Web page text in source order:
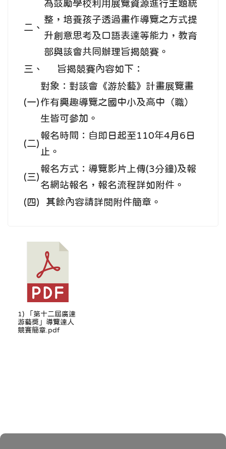
二、
為鼓勵學校利用展覽資源進行主題統
整，培養孩子透過畫作導覽之方式提
升創意思考及口語表達等能力，教育
部與該會共同辦理旨揭競賽。
三、
旨揭競賽內容如下：
(一)
對象：對該會《游於藝》計畫展覽畫
作有興趣導覽之國中小及高中（職）
生皆可參加。
(二)
報名時間：自即日起至110年4月6日
止。
(三)
報名方式：導覽影片上傳(3分鐘)及報
名網站報名，報名流程詳如附件。
(四)
其餘內容請詳閱附件簡章。
1) 「第十二屆廣達
游藝獎」導覽達人
競賽簡章.pdf